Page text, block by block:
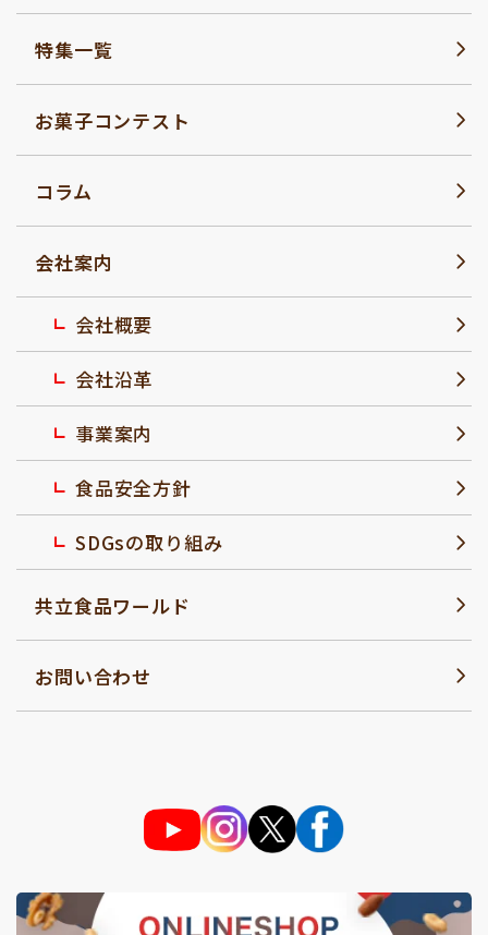
特集一覧
お菓子コンテスト
コラム
会社案内
会社概要
会社沿革
事業案内
食品安全方針
SDGsの取り組み
共立食品ワールド
お問い合わせ